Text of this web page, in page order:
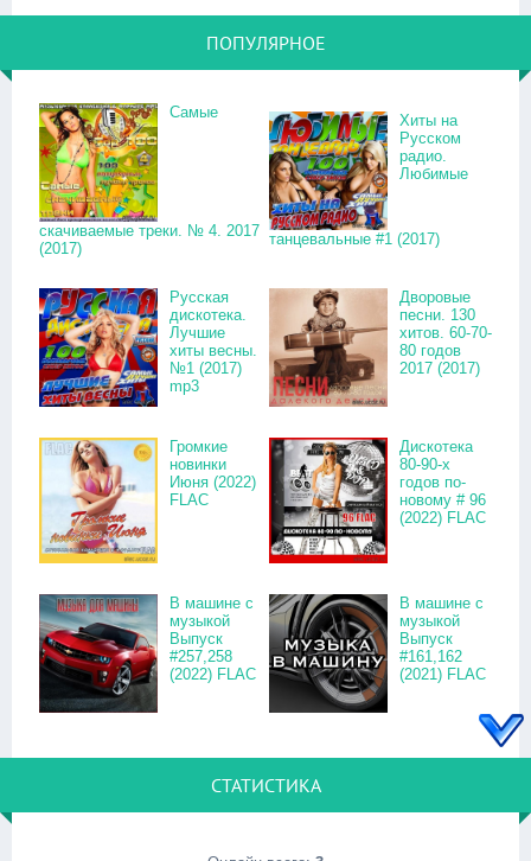
ПОПУЛЯРНОЕ
Самые
скачиваемые треки. № 4. 2017
(2017)
Хиты на
Русском
радио.
Любимые
танцевальные #1 (2017)
Русская
дискотека.
Лучшие
хиты весны.
№1 (2017)
mp3
Дворовые
песни. 130
хитов. 60-70-
80 годов
2017 (2017)
Громкие
новинки
Июня (2022)
FLAC
Дискотека
80-90-х
годов по-
новому # 96
(2022) FLAC
В машине с
музыкой
Выпуск
#257,258
(2022) FLAC
В машине с
музыкой
Выпуск
#161,162
(2021) FLAC
СТАТИСТИКА